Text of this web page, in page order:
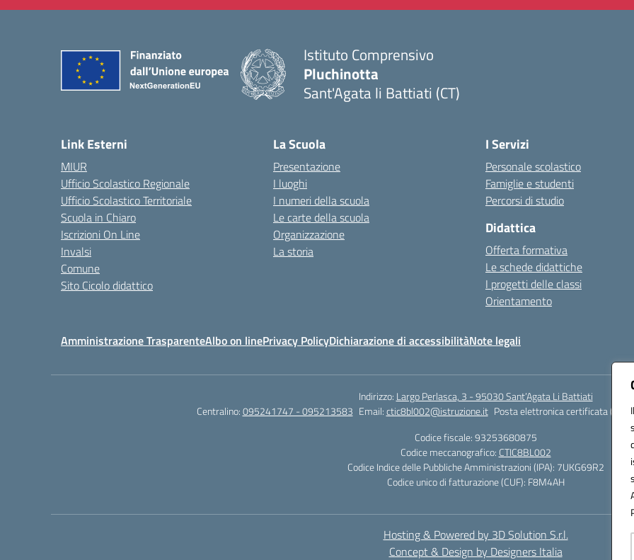
Istituto Comprensivo
Pluchinotta
Sant'Agata li Battiati (CT)
Link Esterni
MIUR
Ufficio Scolastico Regionale
Ufficio Scolastico Territoriale
Scuola in Chiaro
Iscrizioni On Line
Invalsi
Comune
Sito Cicolo didattico
La Scuola
Presentazione
I luoghi
I numeri della scuola
Le carte della scuola
Organizzazione
La storia
I Servizi
Personale scolastico
Famiglie e studenti
Percorsi di studio
Didattica
Offerta formativa
Le schede didattiche
I progetti delle classi
Orientamento
Amministrazione TrasparenteAlbo on linePrivacy PolicyDichiarazione di accessibilitàNote legali
Indirizzo: Largo Perlasca, 3 - 95030 Sant’Agata Li Battiati
Centralino:095241747 - 095213583 Email:ctic8bl002@istruzione.it Posta elettronica certificata
Codice fiscale: 93253680875
Codice meccanografico: CTIC8BL002
Codice Indice delle Pubbliche Amministrazioni (IPA): 7UKG69R2
Codice unico di fatturazione (CUF): F8M4AH
Hosting & Powered by 3D Solution S.r.l.
Concept & Design by Designers Italia